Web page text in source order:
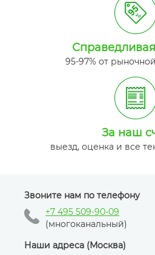
95-97% от
За наш
выезд, оценка и все
Звоните нам по телефону
+7 495 509-90-09
(многоканальный)
Наши адреса (Москва)